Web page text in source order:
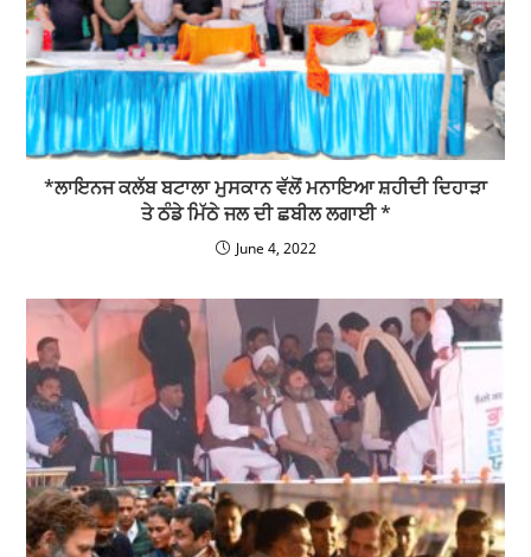
*ਲਾਇਨਜ ਕਲੱਬ ਬਟਾਲਾ ਮੁਸਕਾਨ ਵੱਲੋਂ ਮਨਾਇਆ ਸ਼ਹੀਦੀ ਦਿਹਾੜਾ
ਤੇ ਠੰਡੇ ਮਿੱਠੇ ਜਲ ਦੀ ਛਬੀਲ ਲਗਾਈ *
June 4, 2022